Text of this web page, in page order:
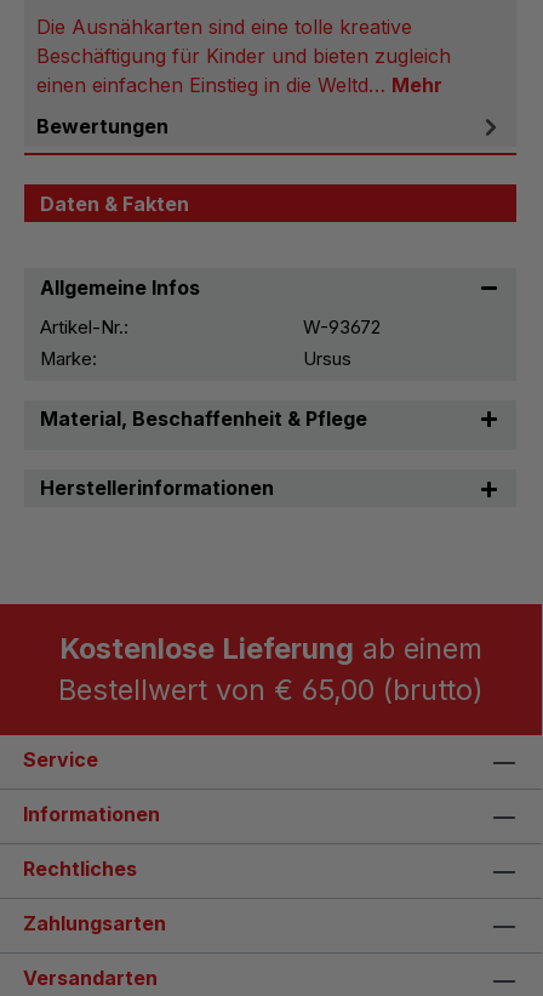
Die Ausnähkarten sind eine tolle kreative
Beschäftigung für Kinder und bieten zugleich
einen einfachen Einstieg in die Weltd… Mehr
Bewertungen
Daten & Fakten
Allgemeine Infos
Artikel-Nr.:
W-93672
Marke:
Ursus
Material, Beschaffenheit & Pflege
Herstellerinformationen
Kostenlose Lieferung ab einem
Bestellwert von € 65,00 (brutto)
Service
Informationen
Rechtliches
Zahlungsarten
Versandarten